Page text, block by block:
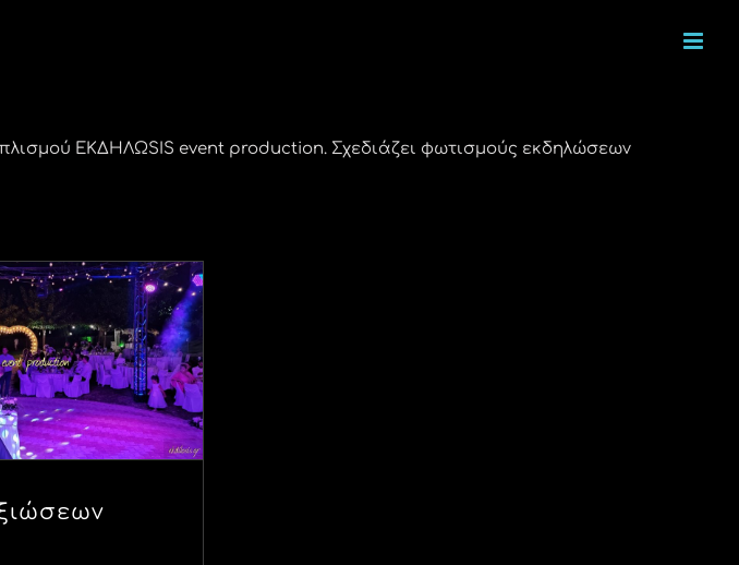
ΕΚΔΗΛΩSIS event production. Σχεδιάζει φωτισμούς εκδηλώσεων
Φωτισμοί δεξιώσεων
γάμου